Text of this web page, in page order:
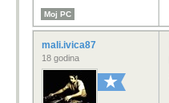
Moj PC
mali.ivica87
18 godina